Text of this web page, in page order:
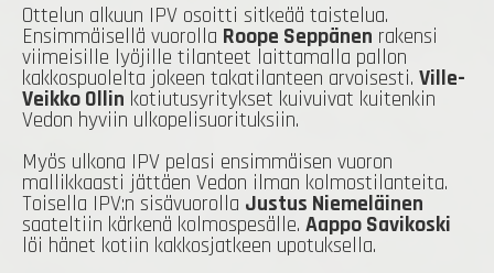
Ottelun alkuun IPV osoitti sitkeää taistelua.
Ensimmäisellä vuorolla Roope Seppänen rakensi
viimeisille lyöjille tilanteet laittamalla pallon
kakkospuolelta jokeen takatilanteen arvoisesti. Ville-
Veikko Ollin kotiutusyritykset kuivuivat kuitenkin
Vedon hyviin ulkopelisuorituksiin.
Myös ulkona IPV pelasi ensimmäisen vuoron
mallikkaasti jättäen Vedon ilman kolmostilanteita.
Toisella IPV:n sisävuorolla Justus Niemeläinen
saateltiin kärkenä kolmospesälle. Aappo Savikoski
löi hänet kotiin kakkosjatkeen upotuksella.